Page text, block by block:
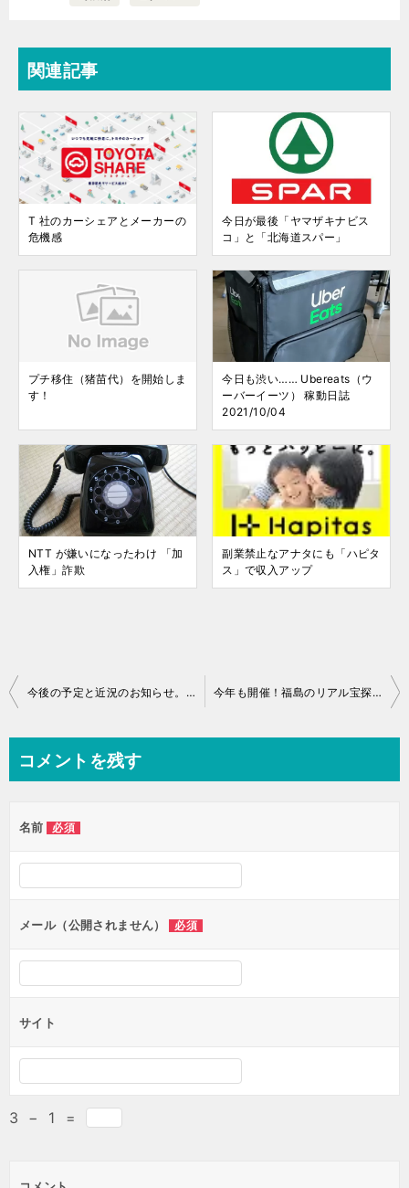
関連記事
T 社のカーシェアとメーカーの
危機感
今日が最後「ヤマザキナビス
コ」と「北海道スパー」
プチ移住（猪苗代）を開始しま
す！
今日も渋い…… Ubereats（ウ
ーバーイーツ） 稼動日誌
2021/10/04
NTT が嫌いになったわけ 「加
入権」詐欺
副業禁止なアナタにも「ハピタ
ス」で収入アップ
投
ビ
ー
シ
ョ
ン
今後の予定と近況のお知らせ。（2018 年 1 月現在） 今年も開催！福島のリアル宝探し「福島F-8」
コメントを残す
名前 必須
メール（公開されません） 必須
サイト
3 − 1 =